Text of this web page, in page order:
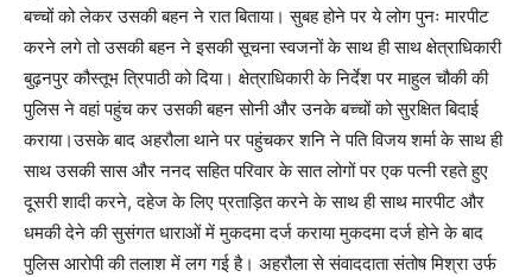
बच्चों को लेकर उसकी बहन ने रात बिताया। सुबह होने पर ये लोग पुनः मारपीट
करने लगे तो उसकी बहन ने इसकी सूचना स्वजनों के साथ ही साथ क्षेत्राधिकारी
बुढ़नपुर कौस्तूभ त्रिपाठी को दिया। क्षेत्राधिकारी के निर्देश पर माहुल चौकी की
पुलिस ने वहां पहुंच कर उसकी बहन सोनी और उनके बच्चों को सुरक्षित बिदाई
कराया।उसके बाद अहरौला थाने पर पहुंचकर शनि ने पति विजय शर्मा के साथ ही
साथ उसकी सास और ननद सहित परिवार के सात लोगों पर एक पत्नी रहते हुए
दूसरी शादी करने, दहेज के लिए प्रताड़ित करने के साथ ही साथ मारपीट और
धमकी देने की सुसंगत धाराओं में मुकदमा दर्ज कराया मुकदमा दर्ज होने के बाद
पुलिस आरोपी की तलाश में लग गई है। अहरौला से संवाददाता संतोष मिश्रा उर्फ